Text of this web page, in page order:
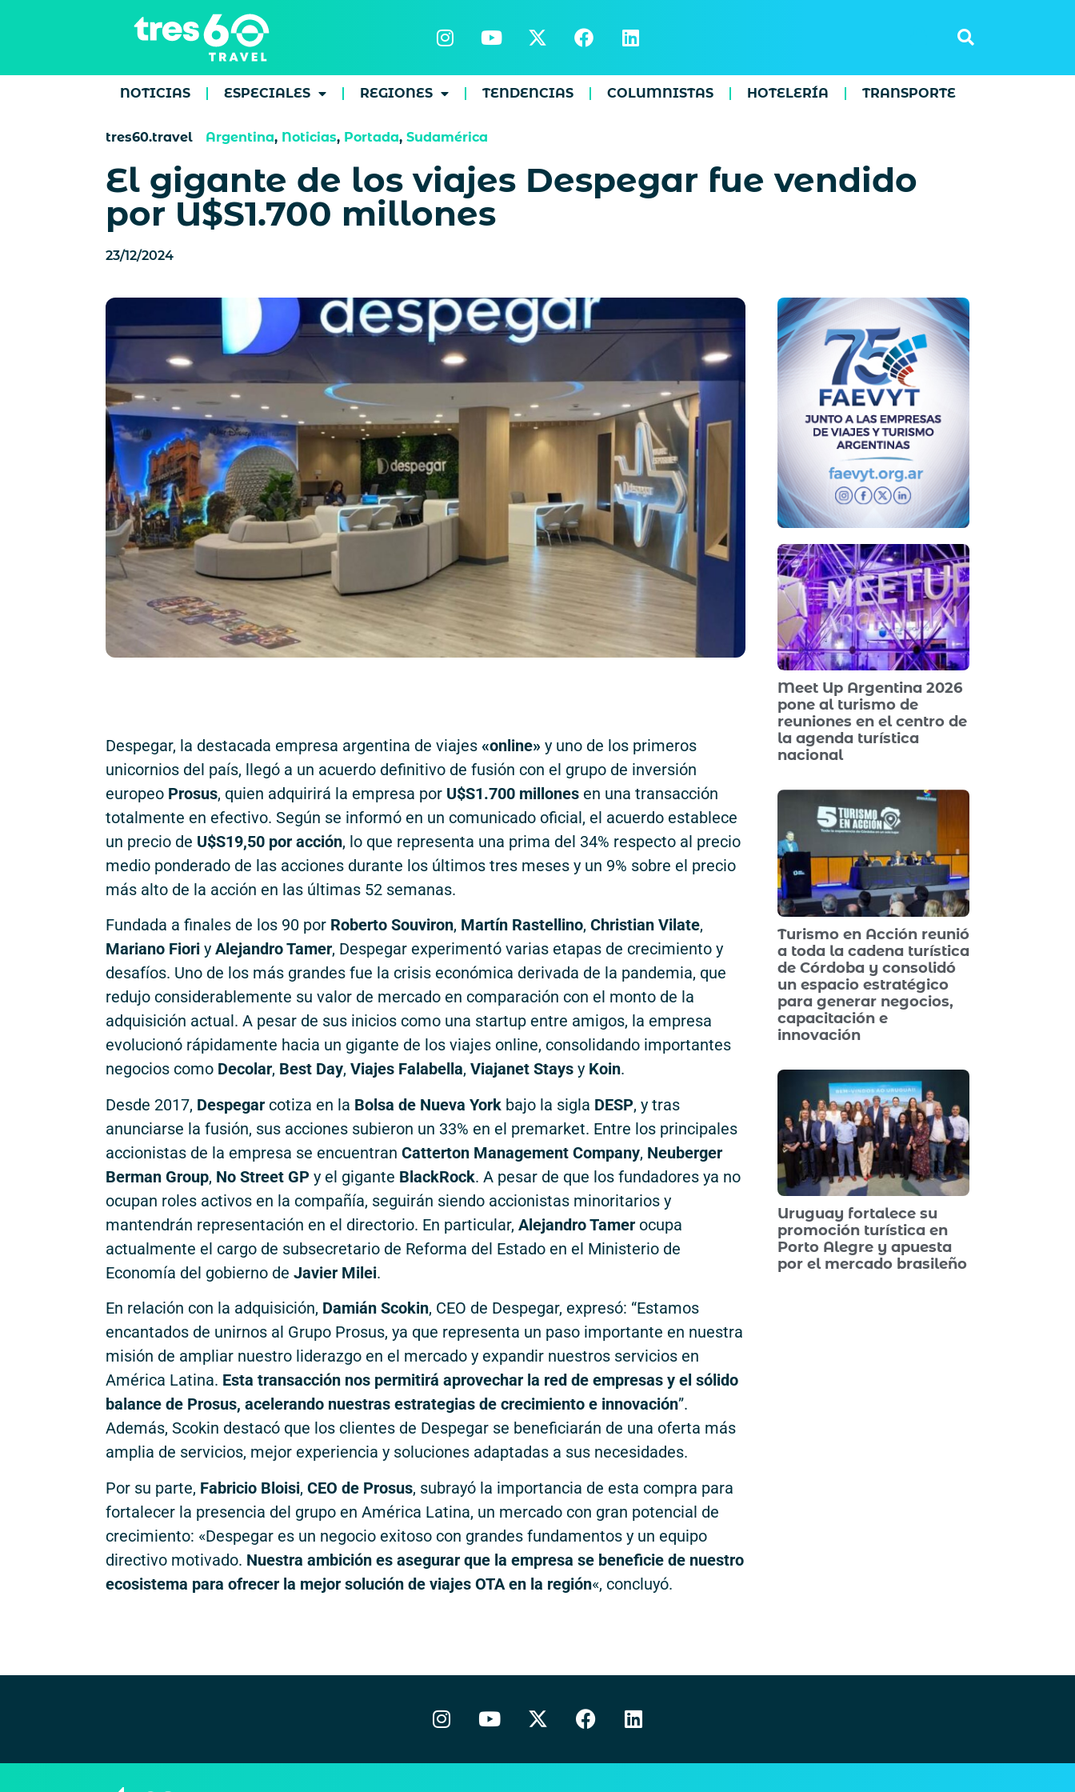
NOTICIAS ESPECIALES REGIONES TENDENCIAS COLUMNISTAS HOTELERÍA TRANSPORTE
tres60.travel Argentina, Noticias, Portada, Sudamérica
El gigante de los viajes Despegar fue vendido
por U$S1.700 millones
23/12/2024
Despegar, la destacada empresa argentina de viajes «online» y uno de los primeros
unicornios del país, llegó a un acuerdo definitivo de fusión con el grupo de inversión
europeo Prosus, quien adquirirá la empresa por U$S1.700 millones en una transacción
totalmente en efectivo. Según se informó en un comunicado oficial, el acuerdo establece
un precio de U$S19,50 por acción, lo que representa una prima del 34% respecto al precio
medio ponderado de las acciones durante los últimos tres meses y un 9% sobre el precio
más alto de la acción en las últimas 52 semanas.
Fundada a finales de los 90 por Roberto Souviron, Martín Rastellino, Christian Vilate,
Mariano Fiori y Alejandro Tamer, Despegar experimentó varias etapas de crecimiento y
desafíos. Uno de los más grandes fue la crisis económica derivada de la pandemia, que
redujo considerablemente su valor de mercado en comparación con el monto de la
adquisición actual. A pesar de sus inicios como una startup entre amigos, la empresa
evolucionó rápidamente hacia un gigante de los viajes online, consolidando importantes
negocios como Decolar, Best Day, Viajes Falabella, Viajanet Stays y Koin.
Desde 2017, Despegar cotiza en la Bolsa de Nueva York bajo la sigla DESP, y tras
anunciarse la fusión, sus acciones subieron un 33% en el premarket. Entre los principales
accionistas de la empresa se encuentran Catterton Management Company, Neuberger
Berman Group, No Street GP y el gigante BlackRock. A pesar de que los fundadores ya no
ocupan roles activos en la compañía, seguirán siendo accionistas minoritarios y
mantendrán representación en el directorio. En particular, Alejandro Tamer ocupa
actualmente el cargo de subsecretario de Reforma del Estado en el Ministerio de
Economía del gobierno de Javier Milei.
En relación con la adquisición, Damián Scokin, CEO de Despegar, expresó: “Estamos
encantados de unirnos al Grupo Prosus, ya que representa un paso importante en nuestra
misión de ampliar nuestro liderazgo en el mercado y expandir nuestros servicios en
América Latina. Esta transacción nos permitirá aprovechar la red de empresas y el sólido
balance de Prosus, acelerando nuestras estrategias de crecimiento e innovación”.
Además, Scokin destacó que los clientes de Despegar se beneficiarán de una oferta más
amplia de servicios, mejor experiencia y soluciones adaptadas a sus necesidades.
Por su parte, Fabricio Bloisi, CEO de Prosus, subrayó la importancia de esta compra para
fortalecer la presencia del grupo en América Latina, un mercado con gran potencial de
crecimiento: «Despegar es un negocio exitoso con grandes fundamentos y un equipo
directivo motivado. Nuestra ambición es asegurar que la empresa se beneficie de nuestro
ecosistema para ofrecer la mejor solución de viajes OTA en la región«, concluyó.
Meet Up Argentina 2026
pone al turismo de
reuniones en el centro de
la agenda turística
nacional
Turismo en Acción reunió
a toda la cadena turística
de Córdoba y consolidó
un espacio estratégico
para generar negocios,
capacitación e
innovación
Uruguay fortalece su
promoción turística en
Porto Alegre y apuesta
por el mercado brasileño